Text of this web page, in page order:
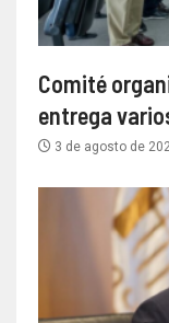
Comité
entrega
3 de agosto de